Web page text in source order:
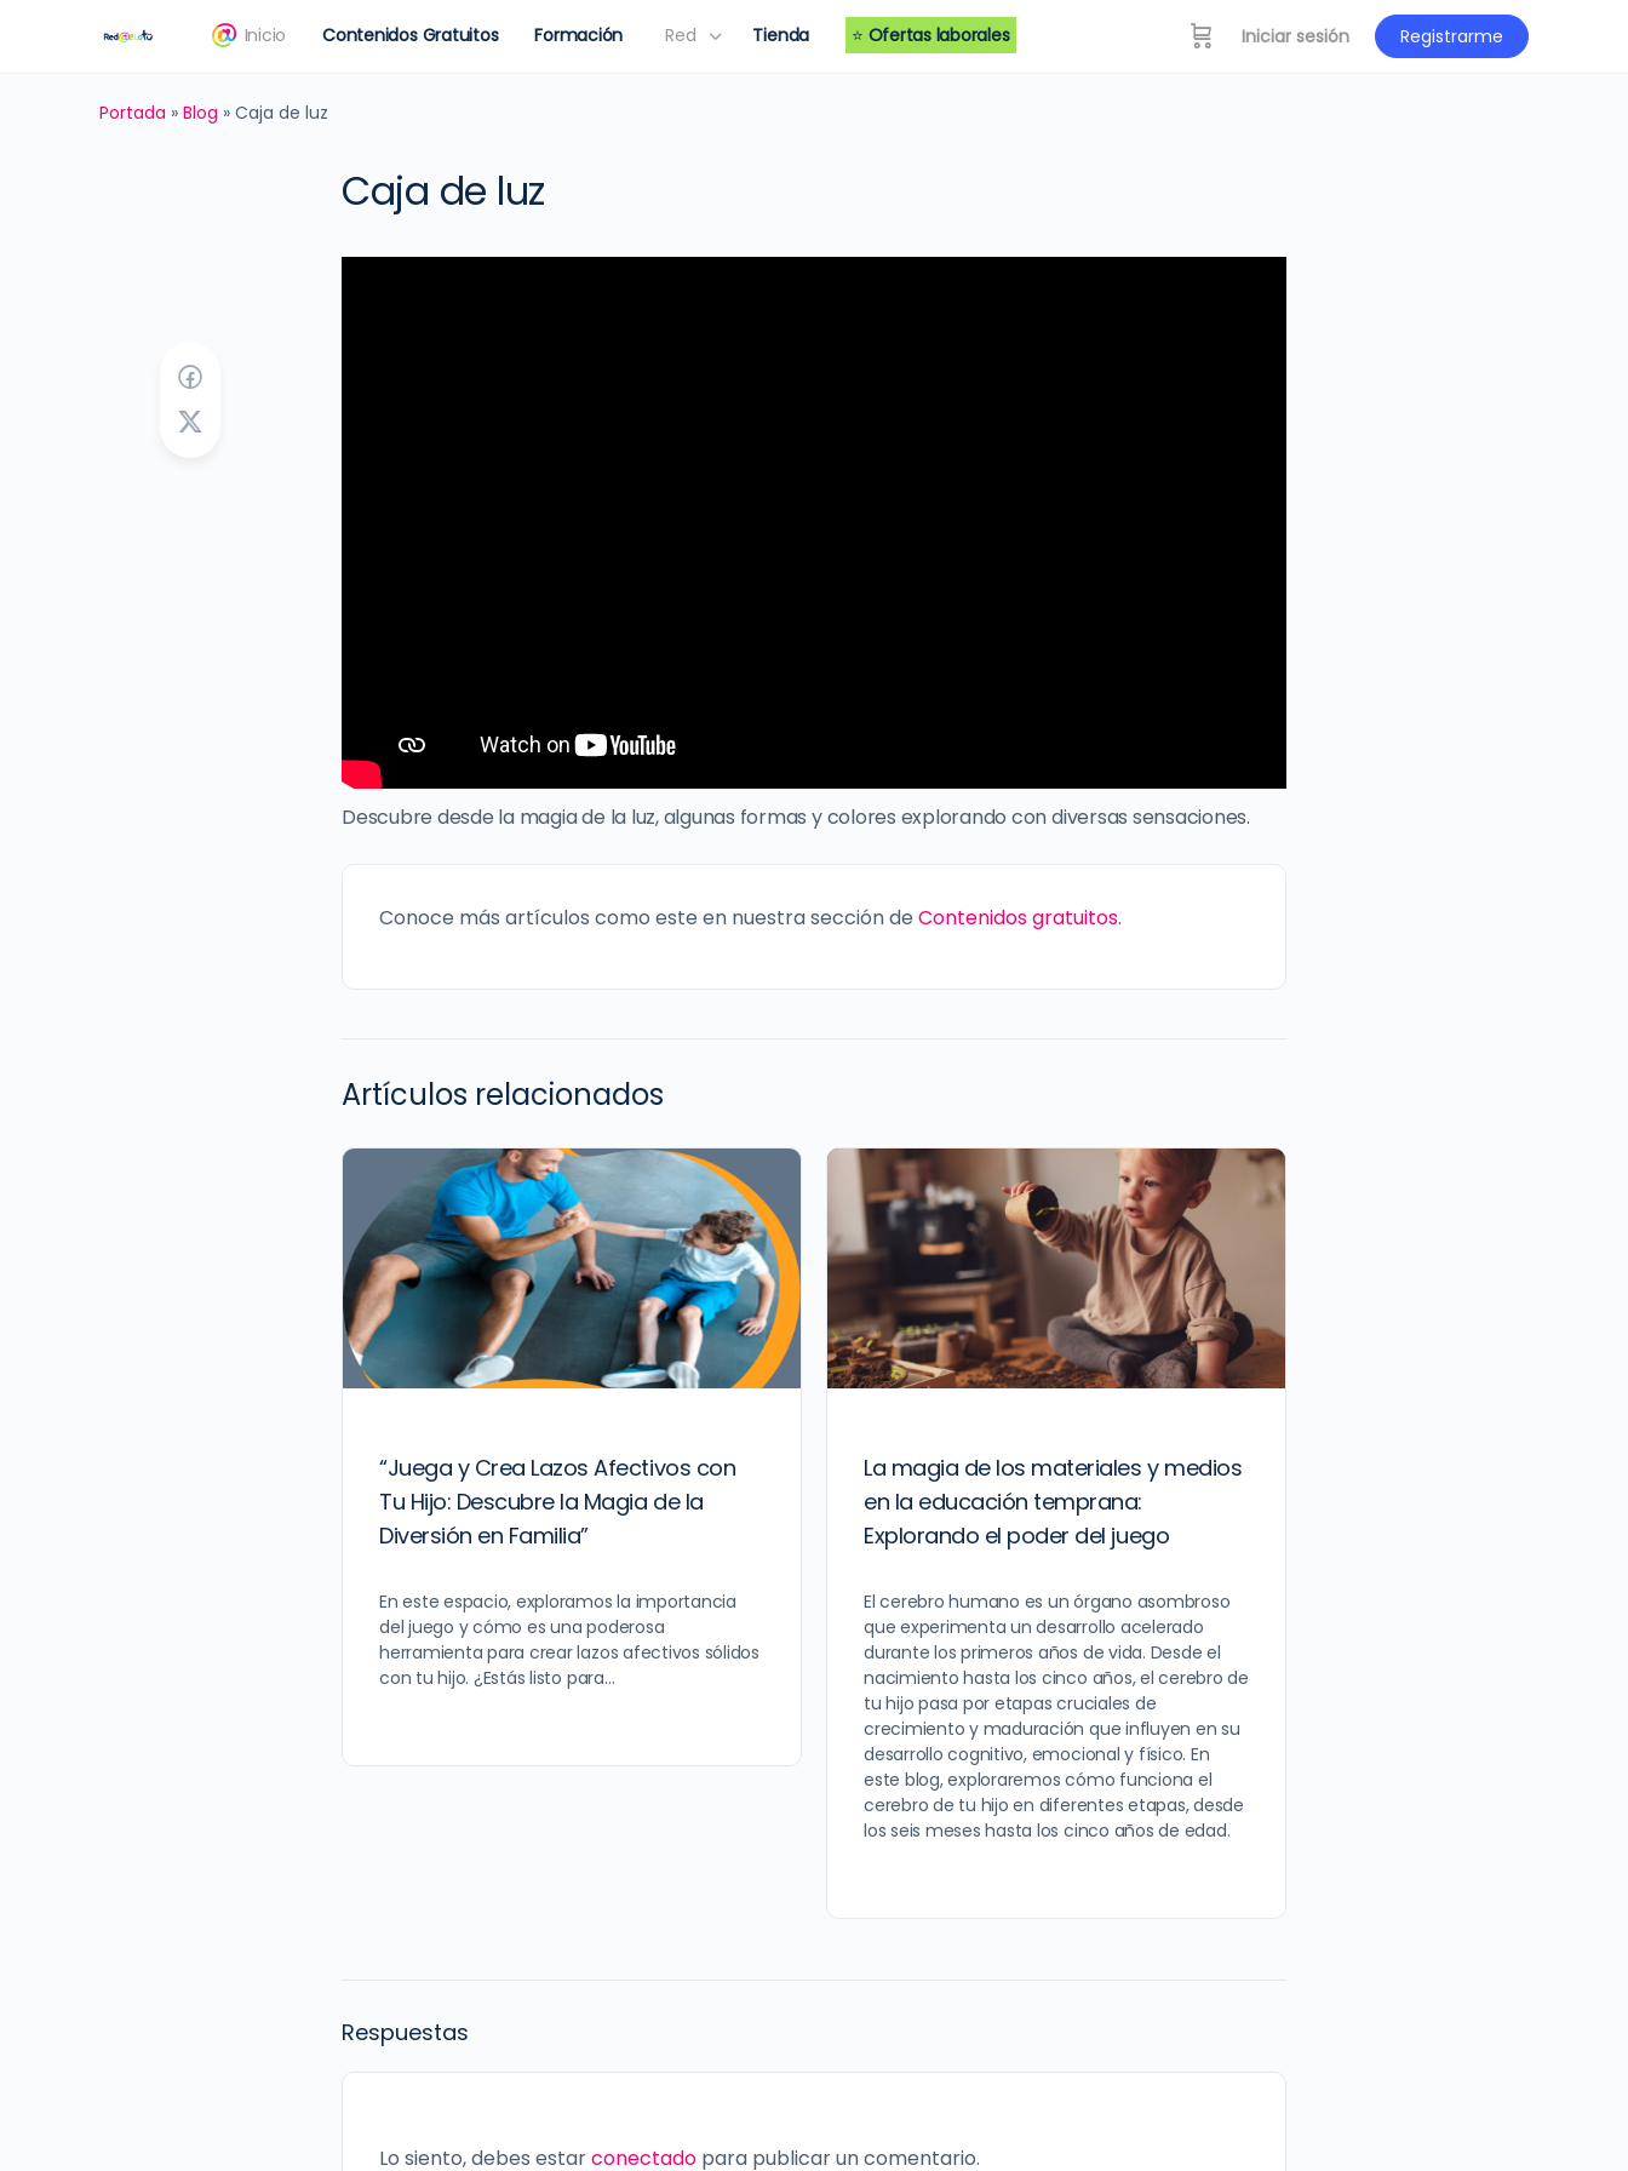
Inicio Contenidos Gratuitos Formación Red Tienda ⭐ Ofertas laborales Iniciar sesión Registrarme
Portada » Blog » Caja de luz
Caja de luz
Descubre desde la magia de la luz, algunas formas y colores explorando con diversas sensaciones.
Conoce más artículos como este en nuestra sección de Contenidos gratuitos.
Artículos relacionados
“Juega y Crea Lazos Afectivos con
Tu Hijo: Descubre la Magia de la
Diversión en Familia”
En este espacio, exploramos la importancia
del juego y cómo es una poderosa
herramienta para crear lazos afectivos sólidos
con tu hijo. ¿Estás listo para…
La magia de los materiales y medios
en la educación temprana:
Explorando el poder del juego
El cerebro humano es un órgano asombroso
que experimenta un desarrollo acelerado
durante los primeros años de vida. Desde el
nacimiento hasta los cinco años, el cerebro de
tu hijo pasa por etapas cruciales de
crecimiento y maduración que influyen en su
desarrollo cognitivo, emocional y físico. En
este blog, exploraremos cómo funciona el
cerebro de tu hijo en diferentes etapas, desde
los seis meses hasta los cinco años de edad.
Respuestas
Lo siento, debes estarconectado para publicar un comentario.